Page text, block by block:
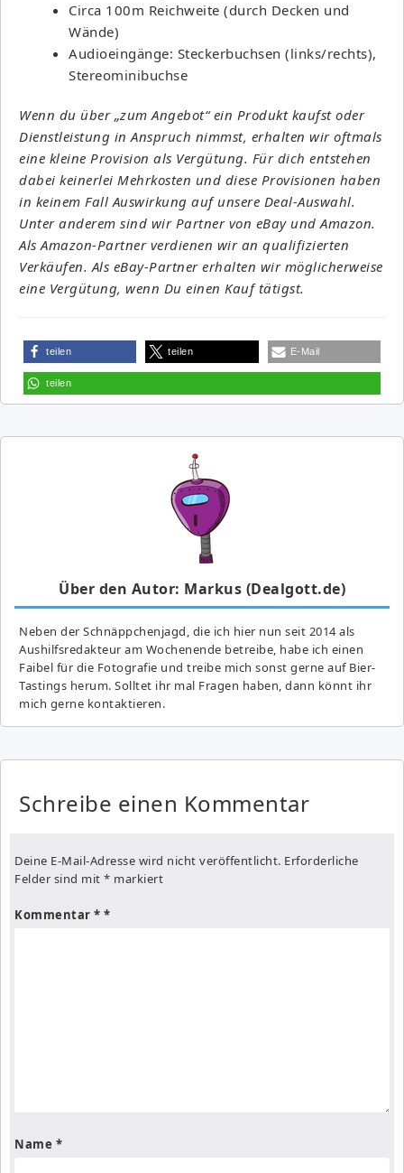
Circa 100m Reichweite (durch Decken und
Wände)
Audioeingänge: Steckerbuchsen (links/rechts),
Stereominibuchse
Wenn du über „zum Angebot“ ein Produkt kaufst oder
Dienstleistung in Anspruch nimmst, erhalten wir oftmals
eine kleine Provision als Vergütung. Für dich entstehen
dabei keinerlei Mehrkosten und diese Provisionen haben
in keinem Fall Auswirkung auf unsere Deal-Auswahl.
Unter anderem sind wir Partner von eBay und Amazon.
Als Amazon-Partner verdienen wir an qualifizierten
Verkäufen. Als eBay-Partner erhalten wir möglicherweise
eine Vergütung, wenn Du einen Kauf tätigst.
teilen teilen E-Mail
teilen
Über den Autor: Markus (Dealgott.de)
Neben der Schnäppchenjagd, die ich hier nun seit 2014 als
Aushilfsredakteur am Wochenende betreibe, habe ich einen
Faibel für die Fotografie und treibe mich sonst gerne auf Bier-
Tastings herum. Solltet ihr mal Fragen haben, dann könnt ihr
mich gerne kontaktieren.
Schreibe einen Kommentar
Deine E-Mail-Adresse wird nicht veröffentlicht. Erforderliche
Felder sind mit * markiert
Kommentar *
Name *